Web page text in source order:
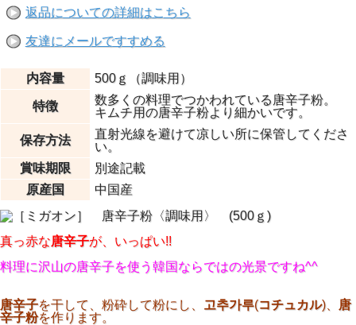
返品についての詳細はこちら
友達にメールですすめる
内容量 500ｇ（調味用）
特徴
数多くの料理でつかわれている唐辛子粉。
キムチ用の唐辛子粉より細かいです。
保存方法
直射光線を避けて凉しい所に保管してくださ
い。
賞味期限
別途記載
原産国
中国産
真っ赤な唐辛子が、いっぱい!!
料理に沢山の唐辛子を使う韓国ならではの光景ですね^^
唐辛子を干して、粉砕して粉にし、 고추가루(コチュカル)、
唐
辛子粉を作ります。